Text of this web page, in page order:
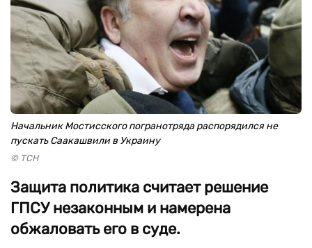
Начальник Мостисского погранотряда распорядился не
пускать Саакашвили в Украину
© ТСН
Защита политика считает решение
ГПСУ незаконным и намерена
обжаловать его в суде.